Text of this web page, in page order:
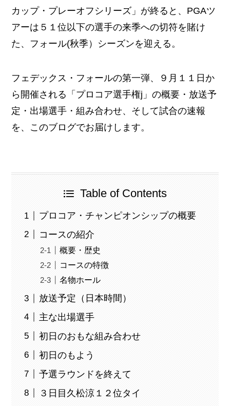
カップ・プレーオフシリーズ」が終ると、PGAツ
アーは５１位以下の選手の来季への切符を賭け
た、フォール(秋季）シーズンを迎える。
フェデックス・フォールの第一弾、９月１１日か
ら開催される「プロコア選手権j」の概要・放送予
定・出場選手・組み合わせ、そして試合の速報
を、このブログでお届けします。
Table of Contents
プロコア・チャンピオンシップの概要
コースの紹介
概要・歴史
コースの特徴
名物ホール
放送予定（日本時間）
主な出場選手
初日のおもな組み合わせ
初日のもよう
予選ラウンドを終えて
３日目久松涼１２位タイ